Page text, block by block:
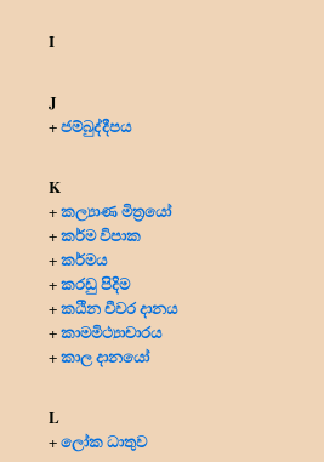
I
J
+ජම්බුද්දීපය
K
+කල්‍යාණ මිත්‍රයෝ
+කර්ම විපාක
+කර්මය
+කරඩු පිදිම
+කඨින චීවර දානය
+කාමමිථ්‍යාචාරය
+කාල දානයෝ
L
+ලෝක ධාතුව